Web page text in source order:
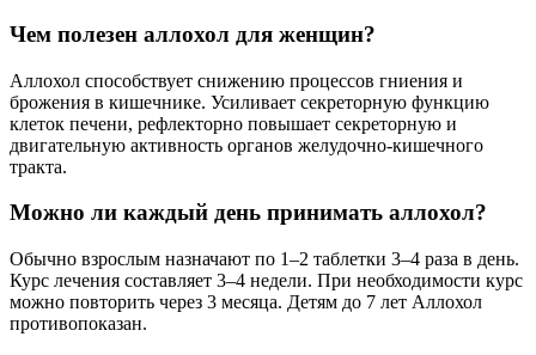
Чем полезен аллохол для женщин?
Аллохол способствует снижению процессов гниения и
брожения в кишечнике. Усиливает секреторную функцию
клеток печени, рефлекторно повышает секреторную и
двигательную активность органов желудочно-кишечного
тракта.
Можно ли каждый день принимать аллохол?
Обычно взрослым назначают по 1–2 таблетки 3–4 раза в день.
Курс лечения составляет 3–4 недели. При необходимости курс
можно повторить через 3 месяца. Детям до 7 лет Аллохол
противопоказан.